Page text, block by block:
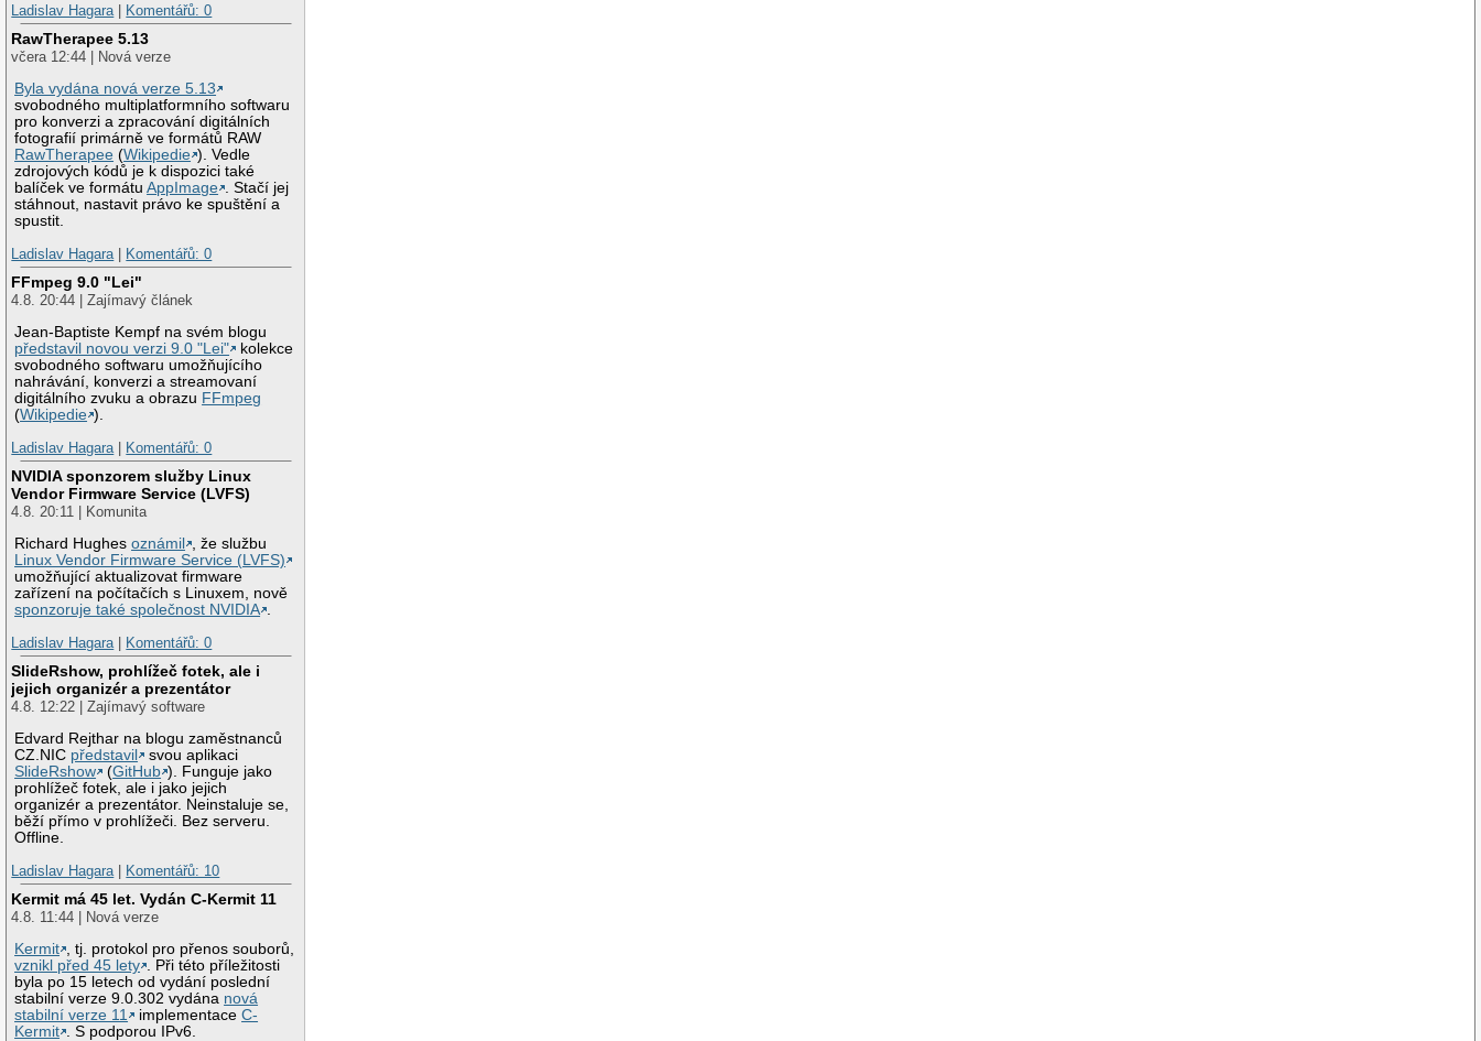
Ladislav Hagara
Komentářů: 0
RawTherapee 5.13
včera 12:44 | Nová verze
Byla vydána nová verze 5.13
svobodného multiplatformního softwaru
pro konverzi a zpracování digitálních
fotografií primárně ve formátů RAW
RawTherapee (Wikipedie ). Vedle
zdrojových kódů je k dispozici také
balíček ve formátuAppImage . Stačí jej
stáhnout, nastavit právo ke spuštění a
spustit.
Ladislav Hagara
Komentářů: 0
FFmpeg 9.0 "Lei"
4.8. 20:44 | Zajímavý článek
Jean-Baptiste Kempf na svém blogu
představil novou verzi 9.0 "Lei"
kolekce
svobodného softwaru umožňujícího
nahrávání, konverzi a streamovaní
digitálního zvuku a obrazu FFmpeg
(Wikipedie ).
Ladislav Hagara
Komentářů: 0
NVIDIA sponzorem služby Linux
Vendor Firmware Service (LVFS)
4.8. 20:11 | Komunita
Richard Hughesoznámil
, že službu
Linux Vendor Firmware Service (LVFS)
umožňující aktualizovat firmware
zařízení na počítačích s Linuxem, nově
sponzoruje také společnost NVIDIA .
Ladislav Hagara | Komentářů: 0
SlideRshow, prohlížeč fotek, ale i
jejich organizér a prezentátor
4.8. 12:22 | Zajímavý software
Edvard Rejthar na blogu zaměstnanců
CZ.NIC představil
svou aplikaci
SlideRshow
(GitHub ). Funguje jako
prohlížeč fotek, ale i jako jejich
organizér a prezentátor. Neinstaluje se,
běží přímo v prohlížeči. Bez serveru.
Offline.
Ladislav Hagara | Komentářů: 10
Kermit má 45 let. Vydán C-Kermit 11
4.8. 11:44 | Nová verze
Kermit , tj. protokol pro přenos souborů,
vznikl před 45 lety . Při této příležitosti
byla po 15 letech od vydání poslední
stabilní verze 9.0.302 vydána nová
stabilní verze 11
implementaceC-
Kermit . S podporou IPv6.